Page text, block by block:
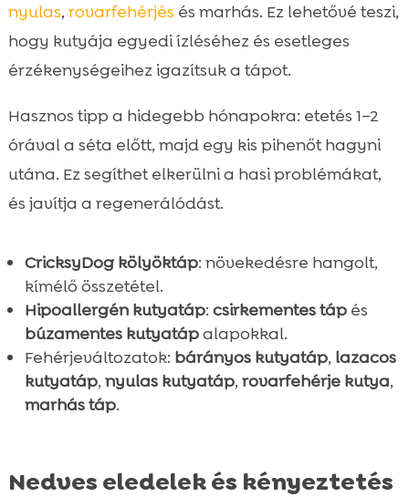
nyulas, rovarfehérjés és marhás. Ez lehetővé teszi,
hogy kutyája egyedi ízléséhez és esetleges
érzékenységeihez igazítsuk a tápot.
Hasznos tipp a hidegebb hónapokra: etetés 1–2
órával a séta előtt, majd egy kis pihenőt hagyni
utána. Ez segíthet elkerülni a hasi problémákat,
és javítja a regenerálódást.
CricksyDog kölyöktáp: növekedésre hangolt,
kímélő összetétel.
Hipoallergén kutyatáp: csirkementes tápés
búzamentes kutyatápalapokkal.
Fehérjeváltozatok: bárányos kutyatáp, lazacos
kutyatáp, nyulas kutyatáp, rovarfehérje kutya,
marhás táp.
Nedves eledelek és kényeztetés